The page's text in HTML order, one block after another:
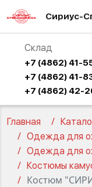
Сириус-
Склад
+7 (4862) 41-
+7 (4862) 41-
+7 (4862) 42-
Главная
Одежда для
Одежда для
Костюмы
Костюм